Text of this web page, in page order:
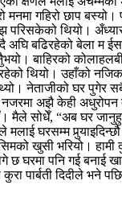
मनमा गहिरो छाप
परिसकेको थियो।
अघि बढिरहेको बेला म
बाहिरको
थियो। उहाँको
नेताजीको घर पुगेर
अझै केही अधुरोपन
मैले सोधेँ, “अब घर
मलाई घरसम्म
खुसी भरियो। हामी
छ घरमा पनि गई बनाई
पार्बती दिदीले भने